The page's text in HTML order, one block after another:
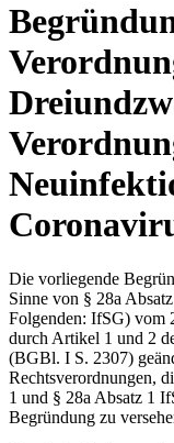
Die vorliegende
Sinne von § 28a
Folgenden: IfSG) vom
durch Artikel 1 und 2
(BGBl. I S. 2307)
Rechtsverordnungen,
1 und § 28a Absatz 1
Begründung zu